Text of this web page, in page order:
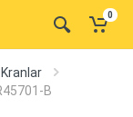
0
Kranlar
B